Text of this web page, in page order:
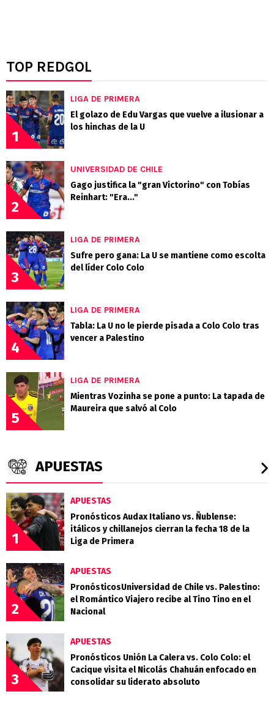
TOP REDGOL
1
LIGA DE PRIMERA
El golazo de Edu Vargas que vuelve a ilusionar a
los hinchas de la U
2
UNIVERSIDAD DE CHILE
Gago justifica la "gran Victorino" con Tobías
Reinhart: "Era..."
3
LIGA DE PRIMERA
Sufre pero gana: La U se mantiene como escolta
del líder Colo Colo
4
LIGA DE PRIMERA
Tabla: La U no le pierde pisada a Colo Colo tras
vencer a Palestino
5
LIGA DE PRIMERA
Mientras Vozinha se pone a punto: La tapada de
Maureira que salvó al Colo
APUESTAS
1
APUESTAS
Pronósticos Audax Italiano vs. Ñublense:
itálicos y chillanejos cierran la fecha 18 de la
Liga de Primera
2
APUESTAS
PronósticosUniversidad de Chile vs. Palestino:
el Romántico Viajero recibe al Tino Tino en el
Nacional
3
APUESTAS
Pronósticos Unión La Calera vs. Colo Colo: el
Cacique visita el Nicolás Chahuán enfocado en
consolidar su liderato absoluto